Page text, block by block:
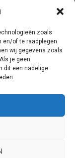
zoals
en/of te raadplegen.
wij gegevens zoals
je geen
dit een nadelige
en opsturen van
worden
van Kiboe-hoeve
De bestuursleden
in deze
zijn worden uw
met u
aan derden.